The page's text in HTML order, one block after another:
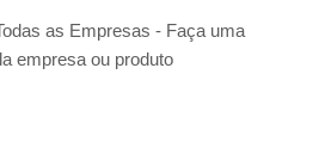
as Empresas - Faça uma
empresa ou produto